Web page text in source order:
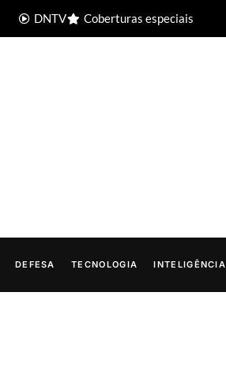
DNTV Coberturas especiais
DEFESA TECNOLOGIA INTELIGÊNCIA